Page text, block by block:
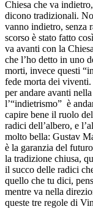
Chiesa che va
dicono tradizionali.
vanno indietro, senza
scorso è stato fatto
va avanti con la
che l’ho detto in uno
morti, invece questi
fede morta dei
per andare avanti
l’“indietrismo” è
capire bene il ruolo
radici dell’albero, e
molto bella: Gustav
è la garanzia del
la tradizione chiusa,
il succo delle radici
quello che tu dici,
mentre va nella
queste tre regole di